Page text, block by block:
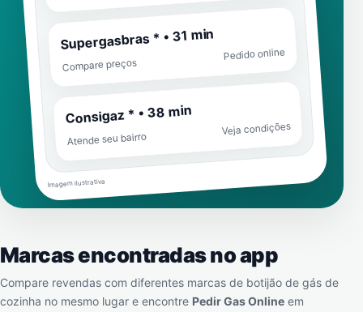
Supergasbras * • 31 min
Compare preços
Pedido online
Consigaz * • 38 min
Atende seu bairro
Veja condições
Imagem ilustrativa
Marcas encontradas no app
Compare revendas com diferentes marcas de botijão de gás de
cozinha no mesmo lugar e encontre Pedir Gas Online em